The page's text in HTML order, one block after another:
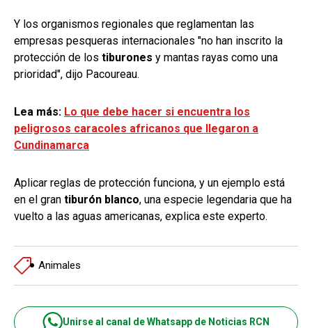
Y los organismos regionales que reglamentan las
empresas pesqueras internacionales "no han inscrito la
protección de los tiburones y mantas rayas como una
prioridad", dijo Pacoureau.
Lea más: Lo que debe hacer si encuentra los
peligrosos caracoles africanos que llegaron a
Cundinamarca
Aplicar reglas de protección funciona, y un ejemplo está
en el gran tiburón blanco, una especie legendaria que ha
vuelto a las aguas americanas, explica este experto.
Animales
Unirse al canal de Whatsapp de Noticias RCN